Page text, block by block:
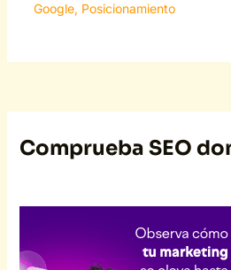
Google, Posicionamiento
Comprueba SEO